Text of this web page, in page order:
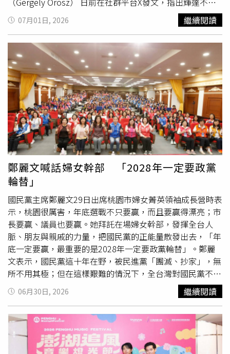
會多元而複雜的議題，無論是親子家庭、女性藝文觀眾、插
畫 愛好者、設計工作者，或是喜愛閱讀圖像的人，都能在展
覽中找到屬於自己的感動與共鳴，讓圖像成為跨越年齡、文
化與世代的共同語言。今年入選的台灣插畫家鄭元欽表示：
「能夠獲選，我真的感到非常非常開心。來自世界各地的插
畫家，都用自己獨特的視角講述一個故事。我希望大家能像
玩遊戲一樣，花一點時間，試著用自己的方式去詮釋展出的
五幅作品，也許會因此發現意想不到的驚喜與感動。」展覽
介紹｜四大展區Zone 1｜想像之門 Gateway of Imagination
展覽的起點被設計為沉浸式夢境入口——走進這一區，就像
把日常的門輕輕關上。龍、夜色、奇幻生物與不可思議的場
景接力出現，讓你在「相信」與「懷疑」之間來回擺盪，每
一步都像翻開下一頁未知的故事。Zone 2｜生活的詩
Poetry of Life在熟悉的城市、家庭與童年記憶裡，插畫家
以溫柔的筆觸描摹關係、情感與時間的痕跡。關於媽媽、
家、情緒，以及那些說不出口的小小在意，都被圖像溫柔收
納；你可能會在某一幅畫裡突然認出自己。Zone 3｜圖像
實驗室 Visual Laboratory進入「白盒」般的實驗場域，觀
看焦點回到媒材、構圖與視覺語言本身。線條、色塊、材
質、節奏、版面與印刷語言彼此碰撞，讓人發現圖像不只是
故事的載體，它本身就能是一種思考與遊戲。Zone 4｜世
界的故事 Stories of the World旅程的尾聲是開放而遼闊的
「世界地圖」。來自不同國家與文化背景的作品相互照映，
從城市到遠方、從個人到群體，路線、地景、記憶與關係交
織成一張巨大的敘事地圖。你可以沿著作品旅行，看見世
界，也看見自己。商店｜精選典藏展覽裡讓你停下腳步的那
一幅，也可以成為日常的一部分。部分畫作延伸成生活小物
與收藏品，讓圖像不只停在牆上，而是陪你走進生活、送給
其他大型科技公司提供免費零食與咖啡，引發外界關注這家
市值名列前茅企業的員工福利政策。多位曾任職於輝達的員
工表示，公司一向奉行節儉文化，相較於以豐厚福利鼓勵員
工長時間留在辦公室，更重視工作本身及資源運用效率。這
樣的企業文化，也與矽谷過去盛行的「福利競賽」形成鮮明
對比。報導指出，隨著企業更加重視成本控管，科技業近年
陸續縮減福利措施。亞馬遜（Amazon）與蘋果（Apple）
皆未提供免費餐點，而Google仍維持主廚現做餐食及備有
零食的茶水間；Meta則傳出正改善茶水間設施，希望提升
員工士氣。在這樣的趨勢下，輝達多年來採取的務實作法，
已不再顯得特立獨行。曾任職於輝達的員工指出，執行長黃
仁勳一直相信工作與享樂應有所區隔，因此公司沒有乒乓球
桌、員工健身房、按摩服務等矽谷常見福利。一名員工表
示，黃仁勳雖是知名美食愛好
者，但更希望員工能投入真正
重要的工作，同時維持健康的工作與生活平衡，而非透過免
費福利讓大家長時間待在辦公室。另一位前員工則透露，節
儉精神深植於輝達企業文化，這也與硬體產業長期獲利率相
對較低有關，因此公司始終強調資源有效運用。報導也提
到，輝達副總裁出差時搭乘經濟艙，且沒有專屬行政助理，
被視為公司「One Team」平等文化的具體展現。對於餐飲
福利相對簡樸，多名前員工認為並未影響工作士氣。一位受
訪者表示，當時每天都有大量具挑戰性的工作等待完成，只
要能快速買到餐點、回到座位繼續工作即可，是否免費並不
是大家最在意的事情。
07月01日, 2026 繼續閱讀
鄭麗文喊話婦女幹部 「2028年一定要政黨
輪替」
國民黨主席鄭麗文29日出席桃園市婦女菁英領袖成長營時表
示，桃園很厲害，年底選戰不只要贏，而且要贏得漂亮；市
長要贏、議員也要贏。她拜託在場婦女幹部，發揮全台人
脈、朋友與親戚的力量，把國民黨的正能量散發出去，「年
底一定要贏，最重要的是2028年一定要政黨輪替」。鄭麗
文表示，國民黨這十年在野，被民進黨「團滅、抄家」，無
所不用其極；但在這樣艱難的情況下，全台灣對國民黨不離
不棄、更加倍為國民黨奔走拉票的，就是婦女同志。她代表
國民黨向大家致上最深謝意，強調「沒有你們，國民黨不會
走到今天」。鄭麗文指出，國民黨近年在選舉上有重大成
長，2024年賴清德只是少數總統，若把所有在野選票加起
來，「他其實是不應該當總統的」。看到現場婦女幹部熱情
爆表、充滿自信與燦爛笑容，她感到無比鼓舞。她並表示，
06月30日, 2026 繼續閱讀